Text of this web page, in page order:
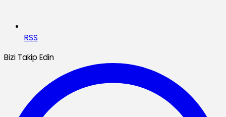
RSS
Bizi Takip Edin